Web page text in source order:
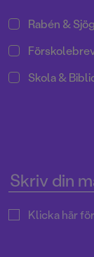
Rabén &
Skola &
Klicka här